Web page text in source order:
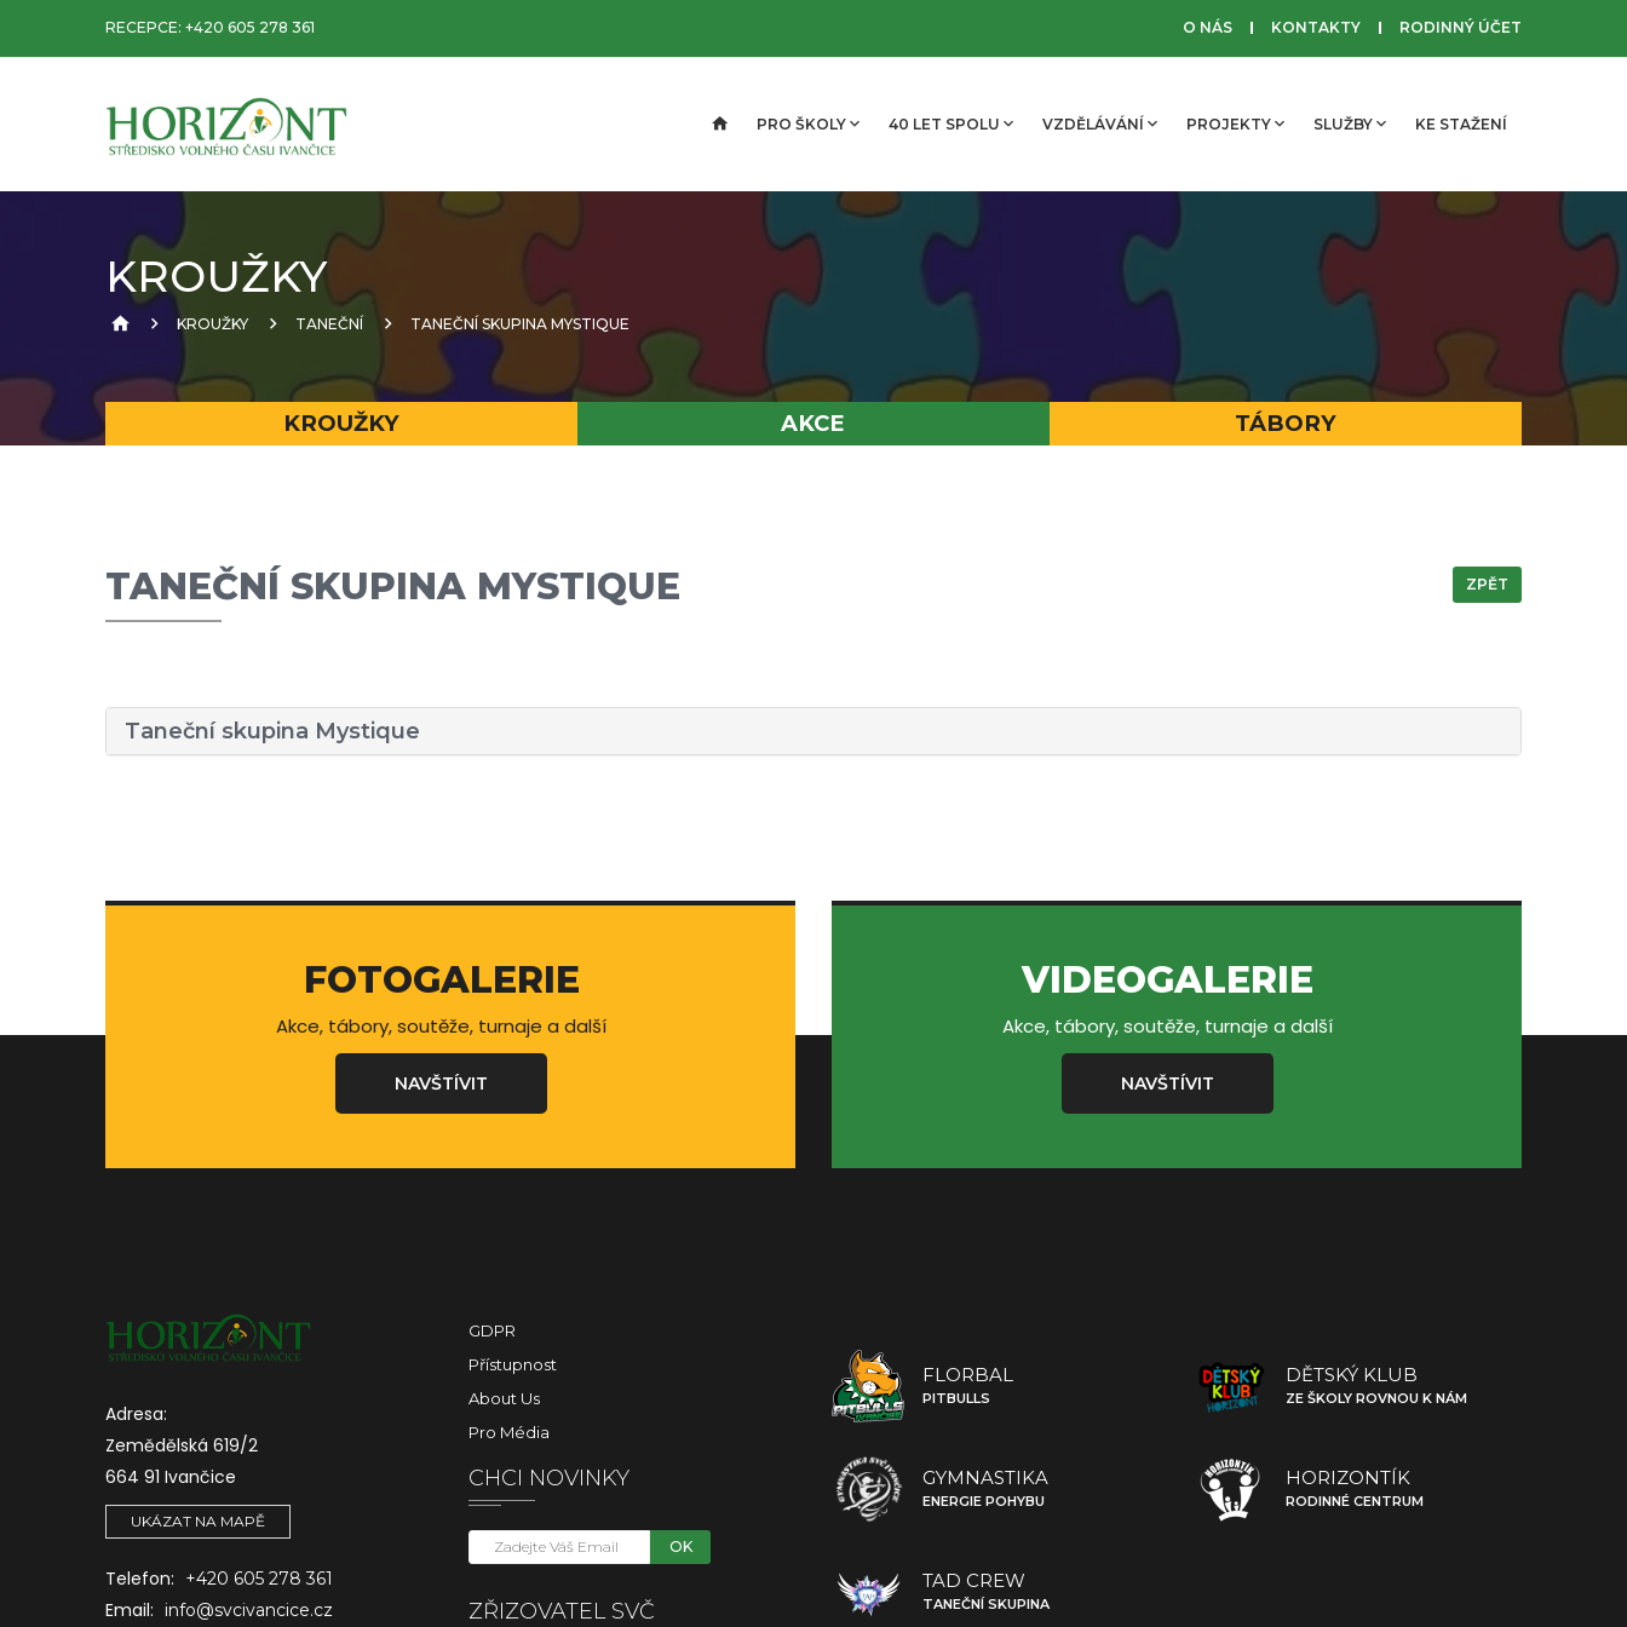
RECEPCE: +420 605 278 361 O NÁS KONTAKTY RODINNÝ ÚČET
PRO ŠKOLY 40 LET SPOLU VZDĚLÁVÁNÍ PROJEKTY SLUŽBY KE STAŽENÍ
KROUŽKY
KROUŽKY TANEČNÍ TANEČNÍ SKUPINA MYSTIQUE
KROUŽKY AKCE TÁBORY
TANEČNÍ SKUPINA MYSTIQUE ZPĚT
Taneční skupina Mystique
FOTOGALERIE
Akce, tábory, soutěže, turnaje a další
NAVŠTÍVIT
VIDEOGALERIE
Akce, tábory, soutěže, turnaje a další
NAVŠTÍVIT
Adresa:
Zemědělská 619/2
664 91 Ivančice
UKÁZAT NA MAPĚ
Telefon: +420 605 278 361
Email: info@svcivancice.cz
GDPR
Přístupnost
About Us
Pro Média
CHCI NOVINKY
OK
ZŘIZOVATEL SVČ
FLORBAL
PITBULLS
GYMNASTIKA
ENERGIE POHYBU
TAD CREW
TANEČNÍ SKUPINA
DĚTSKÝ KLUB
ZE ŠKOLY ROVNOU K NÁM
HORIZONTÍK
RODINNÉ CENTRUM